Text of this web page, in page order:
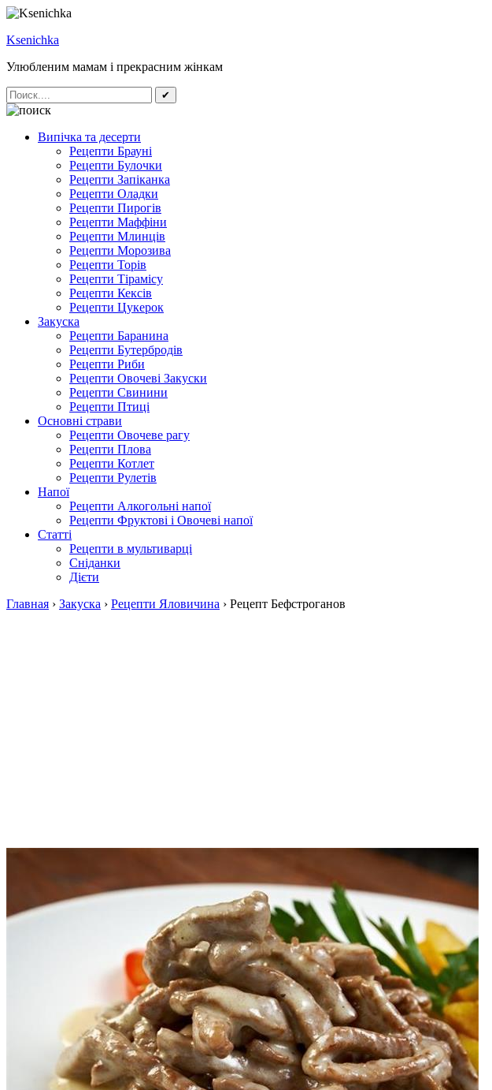
Ksenichka
Улюбленим мамам і прекрасним жінкам
✔
Випічка та десерти
Рецепти Брауні
Рецепти Булочки
Рецепти Запіканка
Рецепти Оладки
Рецепти Пирогів
Рецепти Маффіни
Рецепти Млинців
Рецепти Морозива
Рецепти Торів
Рецепти Тірамісу
Рецепти Кексів
Рецепти Цукерок
Закуска
Рецепти Баранина
Рецепти Бутербродів
Рецепти Риби
Рецепти Овочеві Закуски
Рецепти Свинини
Рецепти Птиці
Основні страви
Рецепти Овочеве рагу
Рецепти Плова
Рецепти Котлет
Рецепти Рулетів
Напої
Рецепти Алкогольні напої
Рецепти Фруктові і Овочеві напої
Статті
Рецепти в мультиварці
Сніданки
Дієти
Главная › Закуска › Рецепти Яловичина › Рецепт Бефстроганов